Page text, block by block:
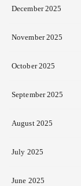
December 2025
November 2025
October 2025
September 2025
August 2025
July 2025
June 2025